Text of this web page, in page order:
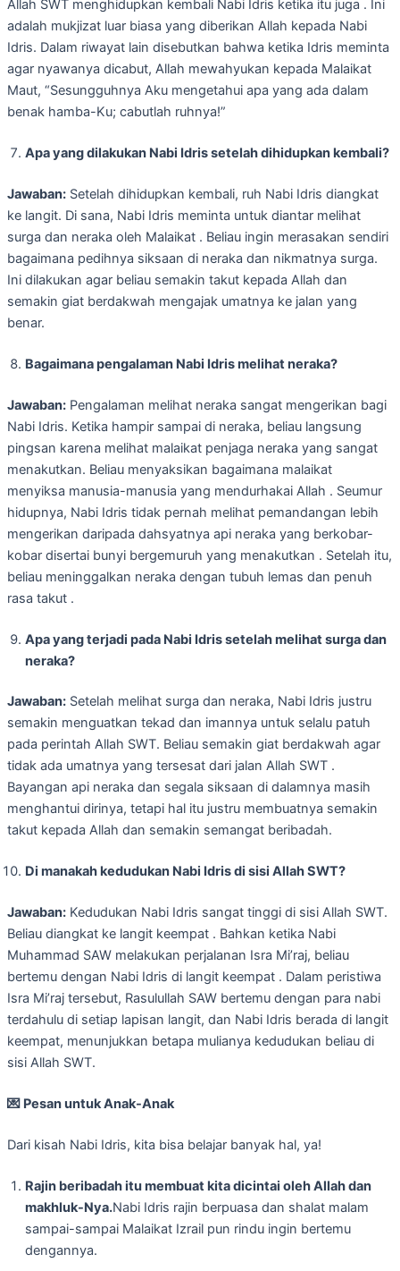
Allah SWT menghidupkan kembali Nabi Idris ketika itu juga . Ini
adalah mukjizat luar biasa yang diberikan Allah kepada Nabi
Idris. Dalam riwayat lain disebutkan bahwa ketika Idris meminta
agar nyawanya dicabut, Allah mewahyukan kepada Malaikat
Maut, “Sesungguhnya Aku mengetahui apa yang ada dalam
benak hamba-Ku; cabutlah ruhnya!”
Apa yang dilakukan Nabi Idris setelah dihidupkan kembali?
Jawaban: Setelah dihidupkan kembali, ruh Nabi Idris diangkat
ke langit. Di sana, Nabi Idris meminta untuk diantar melihat
surga dan neraka oleh Malaikat . Beliau ingin merasakan sendiri
bagaimana pedihnya siksaan di neraka dan nikmatnya surga.
Ini dilakukan agar beliau semakin takut kepada Allah dan
semakin giat berdakwah mengajak umatnya ke jalan yang
benar.
Bagaimana pengalaman Nabi Idris melihat neraka?
Jawaban: Pengalaman melihat neraka sangat mengerikan bagi
Nabi Idris. Ketika hampir sampai di neraka, beliau langsung
pingsan karena melihat malaikat penjaga neraka yang sangat
menakutkan. Beliau menyaksikan bagaimana malaikat
menyiksa manusia-manusia yang mendurhakai Allah . Seumur
hidupnya, Nabi Idris tidak pernah melihat pemandangan lebih
mengerikan daripada dahsyatnya api neraka yang berkobar-
kobar disertai bunyi bergemuruh yang menakutkan . Setelah itu,
beliau meninggalkan neraka dengan tubuh lemas dan penuh
rasa takut .
Apa yang terjadi pada Nabi Idris setelah melihat surga dan
neraka?
Jawaban: Setelah melihat surga dan neraka, Nabi Idris justru
semakin menguatkan tekad dan imannya untuk selalu patuh
pada perintah Allah SWT. Beliau semakin giat berdakwah agar
tidak ada umatnya yang tersesat dari jalan Allah SWT .
Bayangan api neraka dan segala siksaan di dalamnya masih
menghantui dirinya, tetapi hal itu justru membuatnya semakin
takut kepada Allah dan semakin semangat beribadah.
Di manakah kedudukan Nabi Idris di sisi Allah SWT?
Jawaban: Kedudukan Nabi Idris sangat tinggi di sisi Allah SWT.
Beliau diangkat ke langit keempat . Bahkan ketika Nabi
Muhammad SAW melakukan perjalanan Isra Mi’raj, beliau
bertemu dengan Nabi Idris di langit keempat . Dalam peristiwa
Isra Mi’raj tersebut, Rasulullah SAW bertemu dengan para nabi
terdahulu di setiap lapisan langit, dan Nabi Idris berada di langit
keempat, menunjukkan betapa mulianya kedudukan beliau di
sisi Allah SWT.
💌 Pesan untuk Anak-Anak
Dari kisah Nabi Idris, kita bisa belajar banyak hal, ya!
Rajin beribadah itu membuat kita dicintai oleh Allah dan
makhluk-Nya.Nabi Idris rajin berpuasa dan shalat malam
sampai-sampai Malaikat Izrail pun rindu ingin bertemu
dengannya.